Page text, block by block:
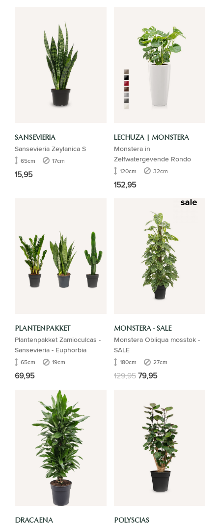
SANSEVIERIA
Sansevieria Zeylanica S
65cm 17cm
15,95
LECHUZA | MONSTERA
Monstera in
Zelfwatergevende Rondo
120cm 32cm
152,95
PLANTENPAKKET
Plantenpakket Zamioculcas -
Sansevieria - Euphorbia
65cm 19cm
69,95
MONSTERA - SALE
Monstera Obliqua mosstok -
SALE
180cm 27cm
129,9579,95
DRACAENA POLYSCIAS